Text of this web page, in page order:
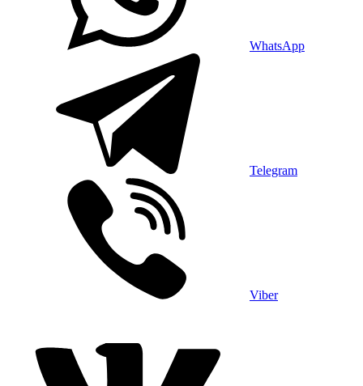
WhatsApp
Telegram
Viber